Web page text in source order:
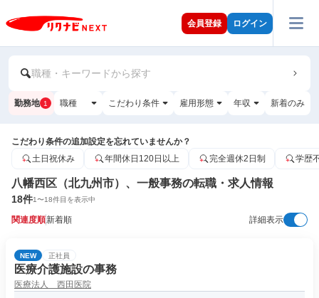
会員登録 ログイン
職種・キーワードから探す
勤務地 1 職種 こだわり条件 雇用形態 年収 新着のみ
こだわり条件の追加設定を忘れていませんか？
土日祝休み
年間休日120日以上 完全週休2日制 学歴
八幡西区（北九州市）、一般事務の転職・求人情報
18件1〜18件目を表示中
関連度順新着順 詳細表示
NEW 正社員
医療介護施設の事務
医療法人 西田医院